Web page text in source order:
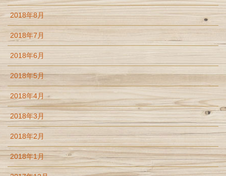
2018年8月
2018年7月
2018年6月
2018年5月
2018年4月
2018年3月
2018年2月
2018年1月